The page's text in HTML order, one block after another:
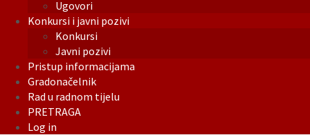
Ugovori
Konkursi i javni pozivi
Konkursi
Javni pozivi
Pristup informacijama
Gradonačelnik
Rad u radnom tijelu
PRETRAGA
Log in